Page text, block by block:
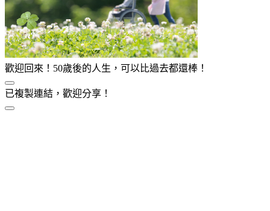
歡迎回來！50歲後的人生，可以比過去都還棒！
已複製連結，歡迎分享！